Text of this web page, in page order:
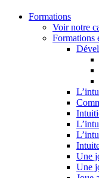
Formations
Voir notre
Formations
Une
Une